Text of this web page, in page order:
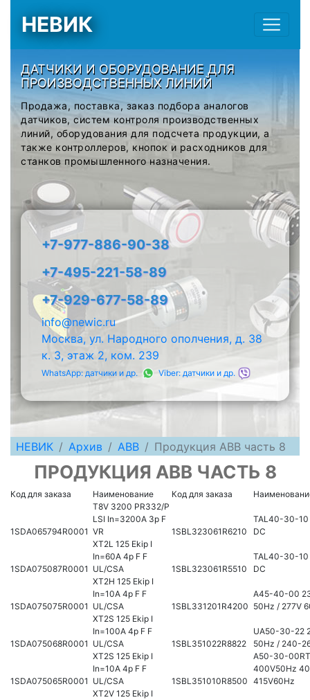
НЕВИК
ДАТЧИКИ И ОБОРУДОВАНИЕ ДЛЯ
ПРОИЗВОДСТВЕННЫХ ЛИНИЙ
Продажа, поставка, заказ подбора аналогов
датчиков, систем контроля производственных
линий, оборудования для подсчета продукции, а
также контроллеров, кнопок и расходников для
станков промышленного назначения.
+7-977-886-90-38
+7-495-221-58-89
+7-929-677-58-89
info@newic.ru
Москва, ул. Народного ополчения, д. 38
к. 3, этаж 2, ком. 239
WhatsApp: датчики и др. Viber: датчики и др.
НЕВИК Архив ABB Продукция ABB часть 8
ПРОДУКЦИЯ ABB ЧАСТЬ 8
Код для заказа Наименование Код для заказа
1SDA065794R0001
T8V 3200 PR332/P
LSI In=3200A 3p F
VR
1SBL323061R6210
TAL40-30-10
DC
1SDA075087R0001
XT2L 125 Ekip I
In=60A 4p F F
UL/CSA
1SBL323061R5510
TAL40-30-
DC
1SDA075075R0001
XT2H 125 Ekip I
In=10A 4p F F
UL/CSA
1SBL331201R4200
A45-40-00
50Hz / 277V
1SDA075068R0001
XT2S 125 Ekip I
In=100A 4p F F
UL/CSA
1SBL351022R8822
UA50-30-22
50Hz / 240-
1SDA075065R0001
XT2S 125 Ekip I
In=10A 4p F F
UL/CSA
1SBL351010R8500
A50-30-
400V50Hz
415V60Hz
XT2V 125 Ekip I